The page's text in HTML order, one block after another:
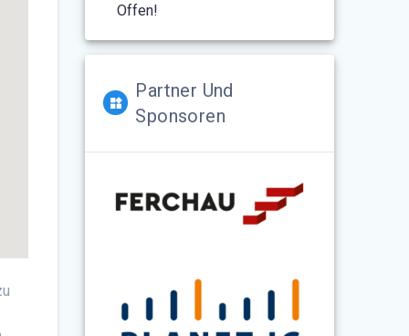
Offen!
Partner Und
Sponsoren